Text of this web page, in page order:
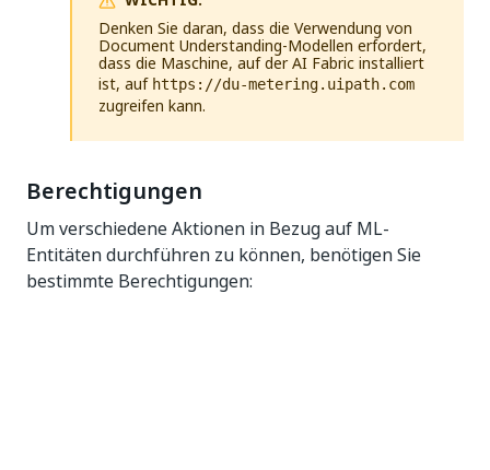
Denken Sie daran, dass die Verwendung von
Document Understanding-Modellen erfordert,
dass die Maschine, auf der AI Fabric installiert
ist, auf https://du-metering.uipath.com
zugreifen kann.
Berechtigungen
Um verschiedene Aktionen in Bezug auf ML-
Entitäten durchführen zu können, benötigen Sie
bestimmte Berechtigungen: